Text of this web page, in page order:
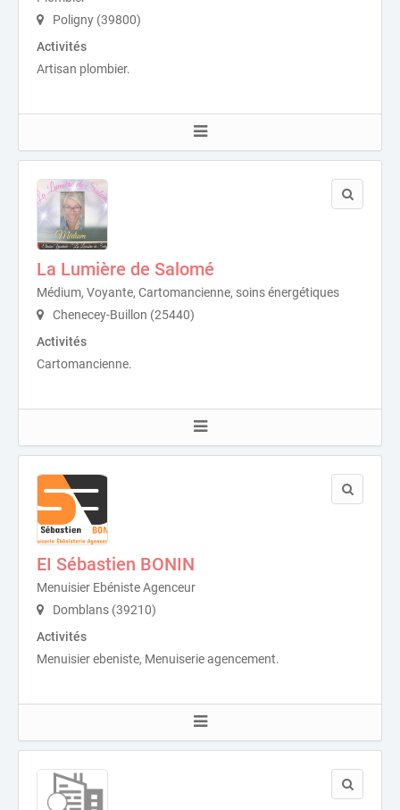
Poligny (39800)
Activités
Artisan plombier.
La Lumière de Salomé
Médium, Voyante, Cartomancienne, soins énergétiques
Chenecey-Buillon (25440)
Activités
Cartomancienne.
EI Sébastien BONIN
Menuisier Ebéniste Agenceur
Domblans (39210)
Activités
Menuisier ebeniste, Menuiserie agencement.